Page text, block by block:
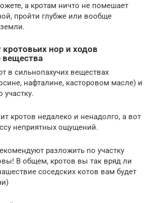
а кротам ничто не помешает
пройти глубже или вообще
нор и ходов
вещества
в сильнопахучих веществах
нафталине, касторовом масле) и
кротов недалеко и ненадолго, а вот
неприятных ощущений.
разложить по участку
В общем, кротов вы так вряд ли
соседских котов вам будет